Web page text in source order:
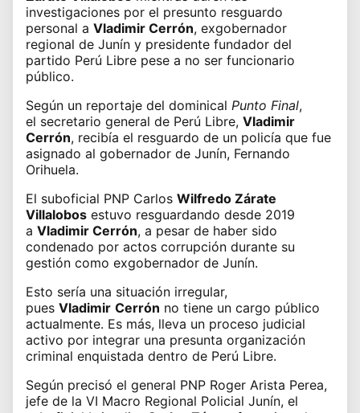
investigaciones por el presunto resguardo
personal a Vladimir Cerrón, exgobernador
regional de Junín y presidente fundador del
partido Perú Libre pese a no ser funcionario
público.
Según un reportaje del dominical Punto Final,
el secretario general de Perú Libre, Vladimir
Cerrón, recibía el resguardo de un policía que fue
asignado al gobernador de Junín, Fernando
Orihuela.
El suboficial PNP Carlos Wilfredo Zárate
Villalobos estuvo resguardando desde 2019
a Vladimir Cerrón, a pesar de haber sido
condenado por actos corrupción durante su
gestión como exgobernador de Junín.
Esto sería una situación irregular,
pues Vladimir Cerrón no tiene un cargo público
actualmente. Es más, lleva un proceso judicial
activo por integrar una presunta organización
criminal enquistada dentro de Perú Libre.
Según precisó el general PNP Roger Arista Perea,
jefe de la VI Macro Regional Policial Junín, el